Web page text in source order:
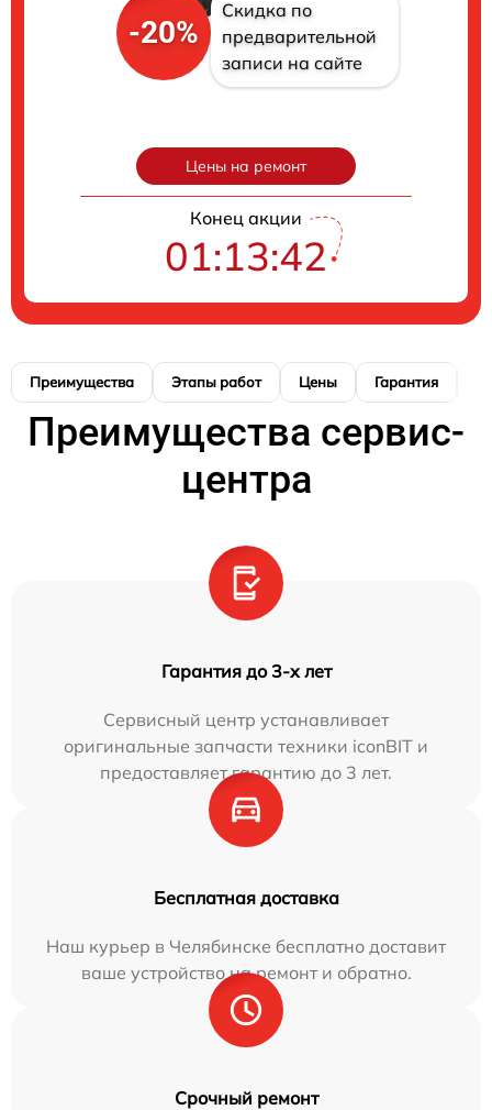
-20%
Скидка по
предварительной
записи на сайте
Цены на ремонт
Конец акции
01:13:41
Преимущества Этапы работ Цены Гарантия
Преимущества сервис-
центра
Гарантия до 3-х лет
Сервисный центр устанавливает
оригинальные запчасти техники iconBIT и
предоставляет гарантию до 3 лет.
Бесплатная доставка
Наш курьер в Челябинске бесплатно доставит
ваше устройство на ремонт и обратно.
Срочный ремонт